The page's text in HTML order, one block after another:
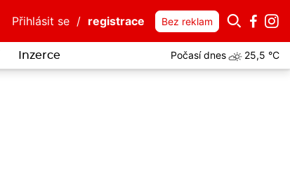
Přihlásit se / registrace Bez reklam
Inzerce Počasí dnes 25,5 °C